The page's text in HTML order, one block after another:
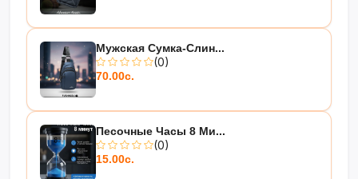
Мужская Сумка-Слин...
(0)
70.00с.
Песочные Часы 8 Ми...
(0)
15.00с.